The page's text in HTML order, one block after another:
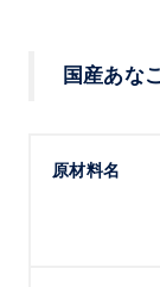
国産あな
原材料名